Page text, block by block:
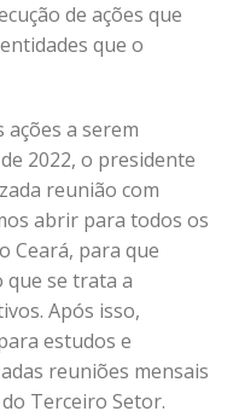
de ações que
que o
a serem
2022, o presidente
reunião com
abrir para todos os
Ceará, para que
que se trata a
Após isso,
estudos e
reuniões mensais
Terceiro Setor.